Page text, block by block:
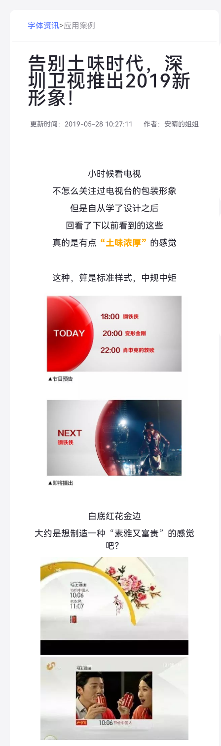
字体资讯>应用案例
告别土味时代，深
圳卫视推出2019新
形象！
更新时间： 2019-05-28 10:27:11 作者： 安晴的姐姐
小时候看电视
不怎么关注过电视台的包装形象
但是自从学了设计之后
回看了下以前看到的这些
真的是有点 “土味浓厚” 的感觉
这种，算是标准样式，中规中矩
白底红花金边
大约是想制造一种“素雅又富贵”的感觉
吧？